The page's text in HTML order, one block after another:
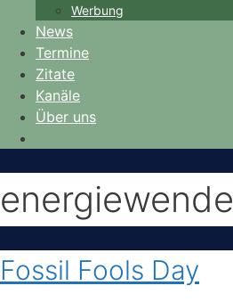
Werbung
News
Termine
Zitate
Kanäle
Über uns
energiewende
Fossil Fools Day